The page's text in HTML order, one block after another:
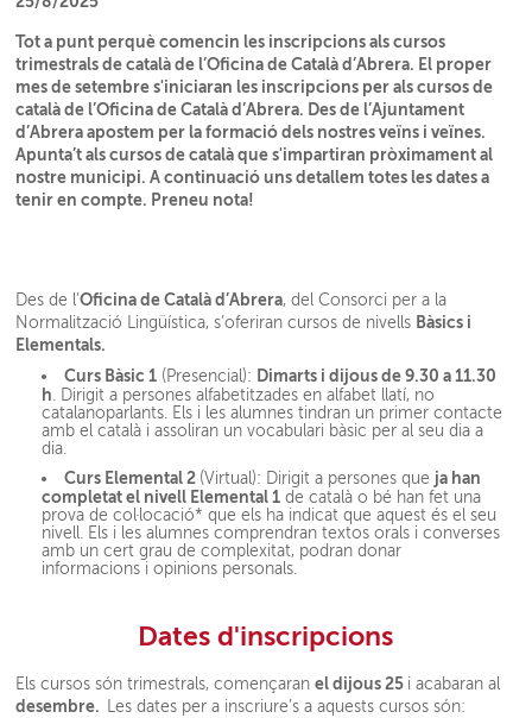
Tot a punt perquè comencin les inscripcions als cursos
trimestrals de català de l’Oficina de Català d’Abrera. El proper
mes de setembre s'iniciaran les inscripcions per als cursos de
català de l’Oficina de Català d’Abrera. Des de l’Ajuntament
d’Abrera apostem per la formació dels nostres veïns i veïnes.
Apunta’t als cursos de català que s'impartiran pròximament al
nostre municipi. A continuació uns detallem totes les dates a
tenir en compte. Preneu nota!
Des de l’Oficina de Català d’Abrera, del Consorci per a la
Normalització Lingüística, s’oferiran cursos de nivells Bàsics i
Elementals.
Curs Bàsic 1 (Presencial): Dimarts i dijous de 9.30 a 11.30
h. Dirigit a persones alfabetitzades en alfabet llatí, no
catalanoparlants. Els i les alumnes tindran un primer contacte
amb el català i assoliran un vocabulari bàsic per al seu dia a
dia.
Curs Elemental 2 (Virtual): Dirigit a persones que ja han
completat el nivell Elemental 1 de català o bé han fet una
prova de col·locació* que els ha indicat que aquest és el seu
nivell. Els i les alumnes comprendran textos orals i converses
amb un cert grau de complexitat, podran donar
informacions i opinions personals.
Dates d'inscripcions
Els cursos són trimestrals, començaranel dijous 25 i acabaran al
desembre. Les dates per a inscriure’s a aquests cursos són: